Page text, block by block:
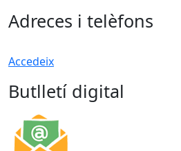
Adreces i telèfons
Accedeix
Butlletí digital